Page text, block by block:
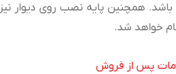
همچنین پایه نصب روی دیوار
خواهد شد.
پس از فروش